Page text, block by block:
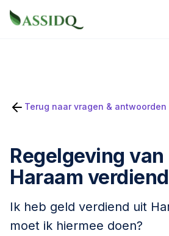
Terug naar vragen & antwoorden
Regelgeving
Haraam
Ik heb geld verdiend uit
moet ik hiermee doen?